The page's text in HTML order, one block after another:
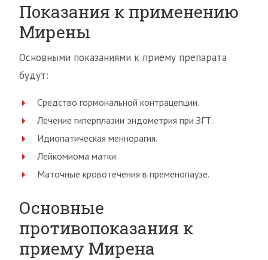
Показания к применению
Мирены
Основными показаниями к приему препарата
будут:
Средство гормональной контрацепции.
Лечение гиперплазии эндометрия при ЗГТ.
Идиопатическая меннорагия.
Лейкомиома матки.
Маточные кровотечения в пременопаузе.
Основные
противопоказания к
приему Мирена